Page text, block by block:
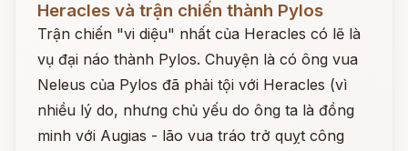
Heracles và trận chiến thành Pylos
Trận chiến "vi diệu" nhất của Heracles có lẽ là
vụ đại náo thành Pylos. Chuyện là có ông vua
Neleus của Pylos đã phải tội với Heracles (vì
nhiều lý do, nhưng chủ yếu do ông ta là đồng
minh với Augias - lão vua tráo trở quỵt công